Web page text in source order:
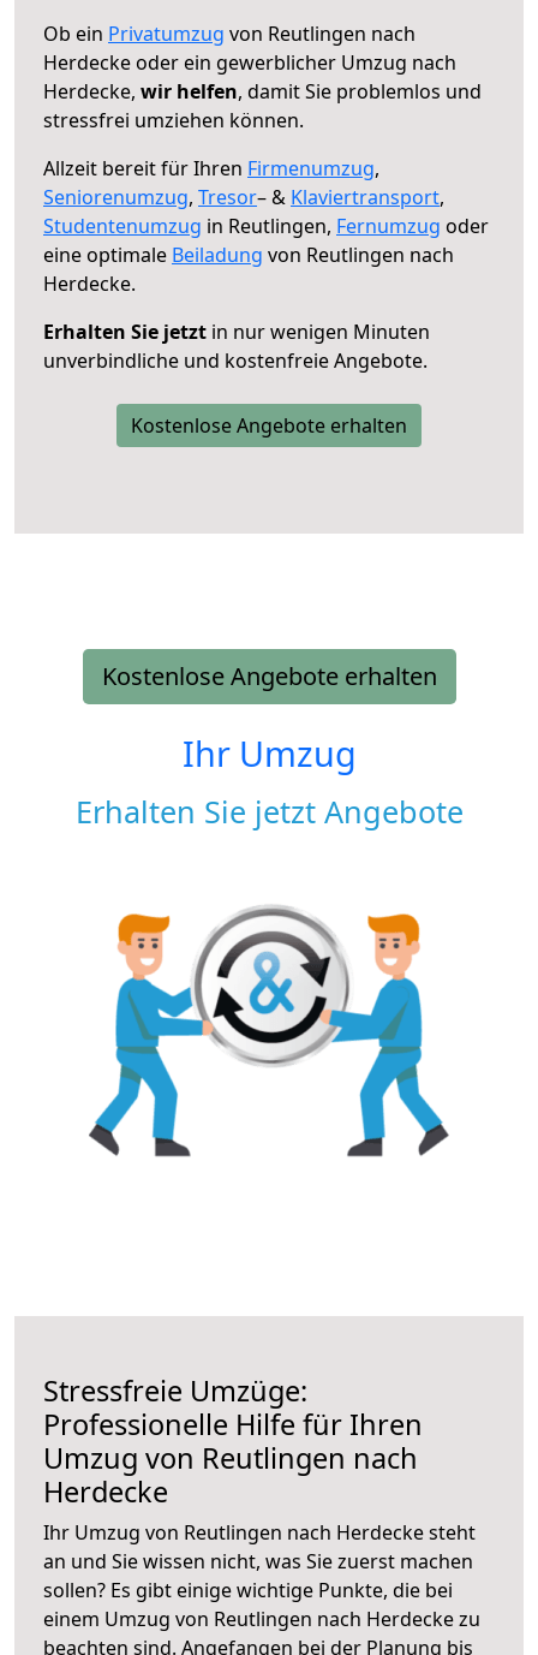
Ob ein Privatumzug von Reutlingen nach
Herdecke oder ein gewerblicher Umzug nach
Herdecke, wir helfen, damit Sie problemlos und
stressfrei umziehen können.
Allzeit bereit für Ihren Firmenumzug,
Seniorenumzug, Tresor– & Klaviertransport,
Studentenumzug in Reutlingen, Fernumzug oder
eine optimale Beiladung von Reutlingen nach
Herdecke.
Erhalten Sie jetzt in nur wenigen Minuten
unverbindliche und kostenfreie Angebote.
Kostenlose Angebote erhalten
Kostenlose Angebote erhalten
Ihr Umzug
Erhalten Sie jetzt Angebote
Stressfreie Umzüge:
Professionelle Hilfe für Ihren
Umzug von Reutlingen nach
Herdecke
Ihr Umzug von Reutlingen nach Herdecke steht
an und Sie wissen nicht, was Sie zuerst machen
sollen? Es gibt einige wichtige Punkte, die bei
einem Umzug von Reutlingen nach Herdecke zu
beachten sind. Angefangen bei der Planung bis